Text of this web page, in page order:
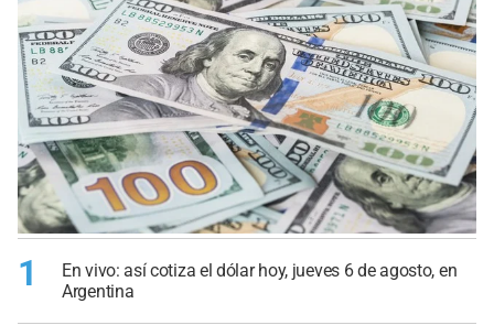
1
En vivo: así cotiza el dólar hoy, jueves 6 de agosto, en
Argentina